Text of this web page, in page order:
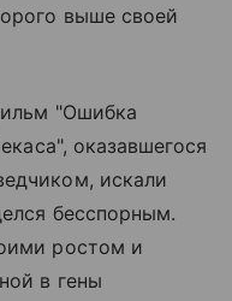
выше своей
"Ошибка
оказавшегося
искали
бесспорным.
ростом и
в гены